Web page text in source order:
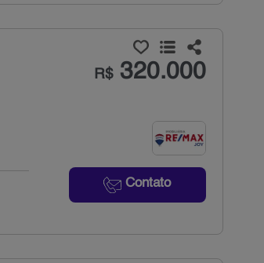
R$320.000
Contato